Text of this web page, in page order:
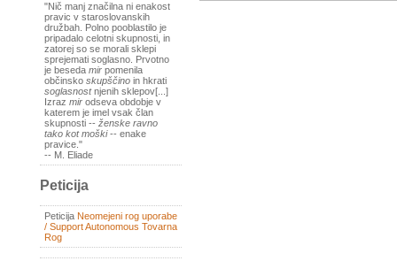
"Nič manj značilna ni enakost
pravic v staroslovanskih
družbah. Polno pooblastilo je
pripadalo celotni skupnosti, in
zatorej so se morali sklepi
sprejemati soglasno. Prvotno
je beseda mir pomenila
občinsko skupščino in hkrati
soglasnostnjenih sklepov[...]
Izraz mir odseva obdobje v
katerem je imel vsak član
skupnosti -- ženske ravno
tako kot moški-- enake
pravice."
-- M. Eliade
Peticija
Peticija Neomejeni rog uporabe
/ Support Autonomous Tovarna
Rog